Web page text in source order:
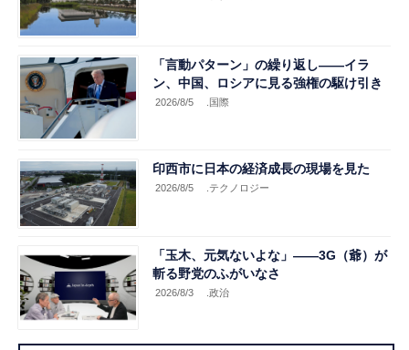
「言動パターン」の繰り返し――イラ
ン、中国、ロシアに見る強権の駆け引き
2026/8/5 .国際
印西市に日本の経済成長の現場を見た
2026/8/5 .テクノロジー
「玉木、元気ないよな」――3G（爺）が
斬る野党のふがいなさ
2026/8/3 .政治